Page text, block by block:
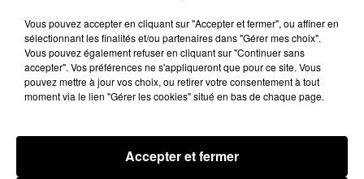
Brent Faiyaz a le cœur brisé dans son
nouveau clip
Rihanna de
Rocky
+ DE HIP-HOP NEWS
Vous pouvez accepter en cliquant sur "Accepter et fermer", ou affiner en
sélectionnant les finalités et/ou partenaires dans "Gérer mes choix".
Vous pouvez également refuser en cliquant sur "Continuer sans
accepter". Vos préférences ne s'appliqueront que pour ce site. Vous
pouvez mettre à jour vos choix, ou retirer votre consentement à tout
moment via le lien "Gérer les cookies" situé en bas de chaque page.
Accepter et fermer